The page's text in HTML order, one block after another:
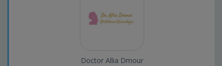
Doctor Allia Dmour